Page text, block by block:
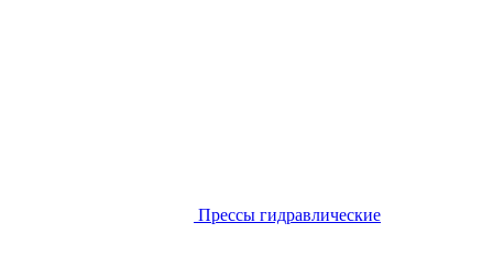
Прессы гидравлические